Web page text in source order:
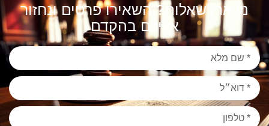
נשארו שאלות? השאירו פרטים ונחזור
אליכם בהקדם